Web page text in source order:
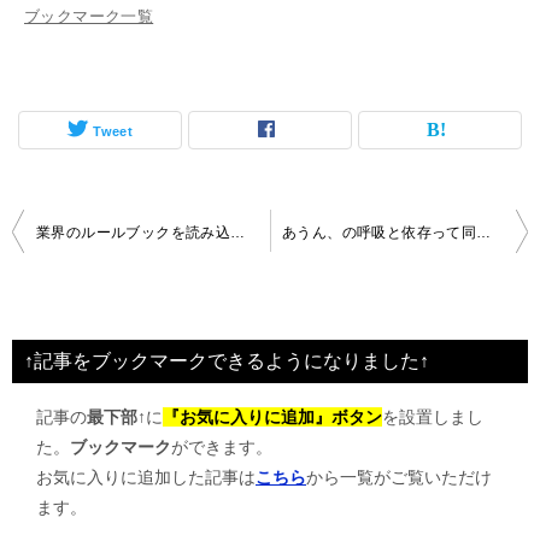
ブックマーク一覧
Tweet
投
ビ
ゲ
↑記事をブックマークできるようになりました↑
記事の最下部↑に 『お気に入りに追加』ボタンを設置しまし
た。 ブックマークができます。
お気に入りに追加した記事はこちらから一覧がご覧いただけ
ます。